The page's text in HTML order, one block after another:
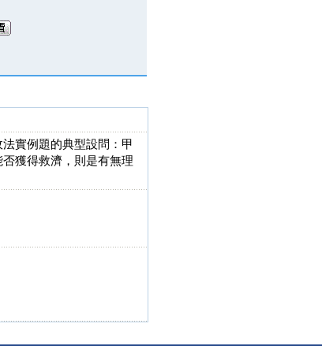
實例題的典型設問：甲
獲得救濟，則是有無理